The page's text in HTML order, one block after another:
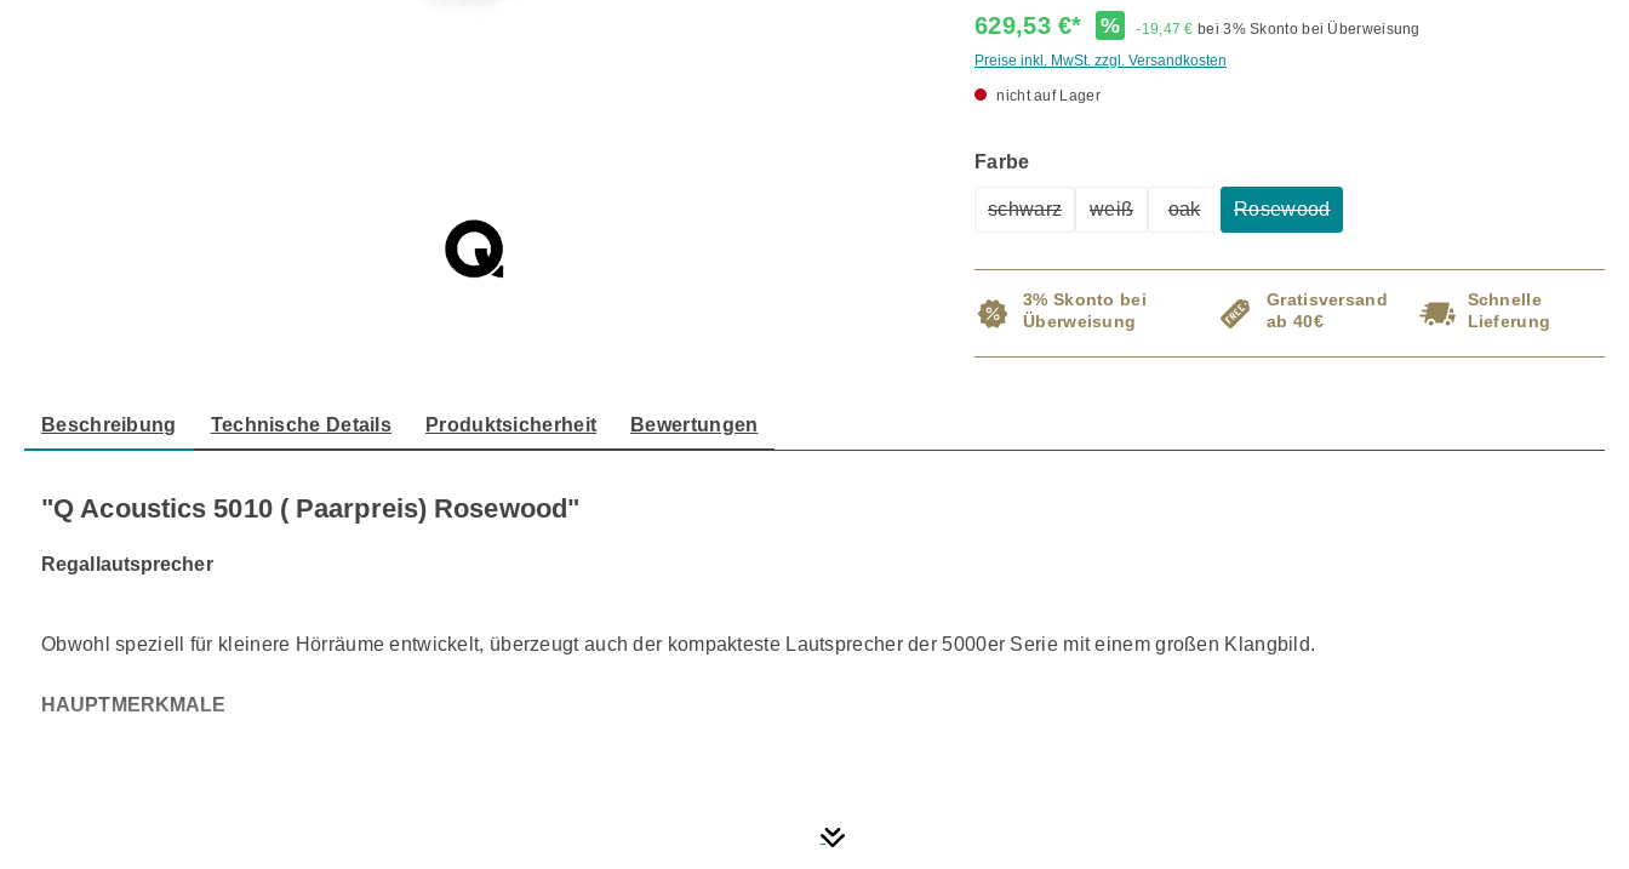
629,53 €* % -19,47 € bei 3% Skonto bei Überweisung
Preise inkl. MwSt. zzgl. Versandkosten
nicht auf Lager
Farbeauswählen
schwarz weiß oak Rosewood
3% Skonto bei
Überweisung
Gratisversand
ab 40€
Schnelle
Lieferung
Beschreibung Technische Details Produktsicherheit Bewertungen
"Q Acoustics 5010 ( Paarpreis) Rosewood"
Regallautsprecher
Obwohl speziell für kleinere Hörräume entwickelt, überzeugt auch der kompakteste Lautsprecher der 5000er Serie mit einem großen Klangbild.
HAUPTMERKMALE
Butylkautschuk und schwarzem Acryl beschichtete Schallwände setzen einen Kontrapunkt zu den neuen glatten C3-Membranen Vier Gehäuseausführungen: Satinschwarz,